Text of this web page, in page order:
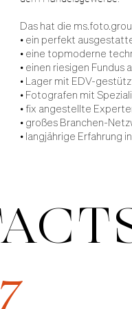
Das hat die
• ein perfekt
• eine topmoderne
• einen riesigen
• Lager mit EDV-
• Fotografen mit
• fix angestellte
• großes Branchen-
• langjährige Erfahrung